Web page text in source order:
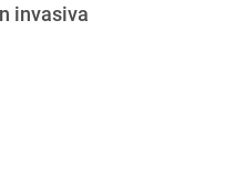
invasiva